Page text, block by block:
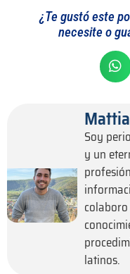
¿Te gustó este
necesite o
Soy
y un
latinos.